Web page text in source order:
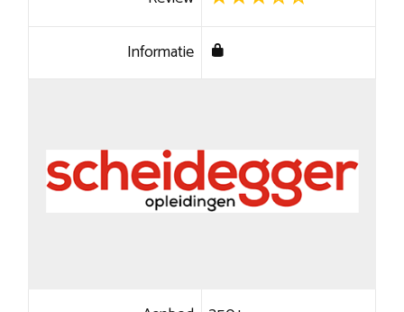
Informatie